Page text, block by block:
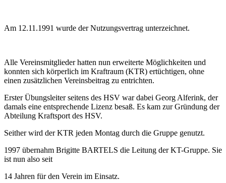
Am 12.11.1991 wurde der Nutzungsvertrag unterzeichnet.
Alle Vereinsmitglieder hatten nun erweiterte Möglichkeiten und
konnten sich körperlich im Kraftraum (KTR) ertüchtigen, ohne
einen zusätzlichen Vereinsbeitrag zu entrichten.
Erster Übungsleiter seitens des HSV war dabei Georg Alferink, der
damals eine entsprechende Lizenz besaß. Es kam zur Gründung der
Abteilung Kraftsport des HSV.
Seither wird der KTR jeden Montag durch die Gruppe genutzt.
1997 übernahm Brigitte BARTELS die Leitung der KT-Gruppe. Sie
ist nun also seit
14 Jahren für den Verein im Einsatz.